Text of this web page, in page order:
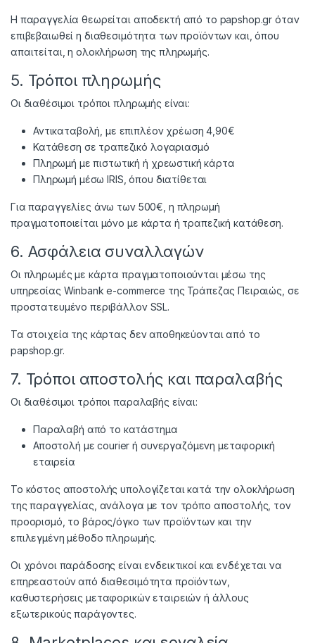
Η παραγγελία θεωρείται αποδεκτή από το papshop.gr όταν
επιβεβαιωθεί η διαθεσιμότητα των προϊόντων και, όπου
απαιτείται, η ολοκλήρωση της πληρωμής.
5. Τρόποι πληρωμής
Οι διαθέσιμοι τρόποι πληρωμής είναι:
Αντικαταβολή, με επιπλέον χρέωση 4,90€
Κατάθεση σε τραπεζικό λογαριασμό
Πληρωμή με πιστωτική ή χρεωστική κάρτα
Πληρωμή μέσω IRIS, όπου διατίθεται
Για παραγγελίες άνω των 500€, η πληρωμή
πραγματοποιείται μόνο με κάρτα ή τραπεζική κατάθεση.
6. Ασφάλεια συναλλαγών
Οι πληρωμές με κάρτα πραγματοποιούνται μέσω της
υπηρεσίας Winbank e-commerce της Τράπεζας Πειραιώς, σε
προστατευμένο περιβάλλον SSL.
Τα στοιχεία της κάρτας δεν αποθηκεύονται από το
papshop.gr.
7. Τρόποι αποστολής και παραλαβής
Οι διαθέσιμοι τρόποι παραλαβής είναι:
Παραλαβή από το κατάστημα
Αποστολή με courier ή συνεργαζόμενη μεταφορική
εταιρεία
Το κόστος αποστολής υπολογίζεται κατά την ολοκλήρωση
της παραγγελίας, ανάλογα με τον τρόπο αποστολής, τον
προορισμό, το βάρος/όγκο των προϊόντων και την
επιλεγμένη μέθοδο πληρωμής.
Οι χρόνοι παράδοσης είναι ενδεικτικοί και ενδέχεται να
επηρεαστούν από διαθεσιμότητα προϊόντων,
καθυστερήσεις μεταφορικών εταιρειών ή άλλους
εξωτερικούς παράγοντες.